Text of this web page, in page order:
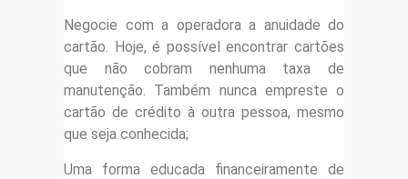
Negocie com a operadora a anuidade do
cartão. Hoje, é possível encontrar cartões
que não cobram nenhuma taxa de
manutenção. Também nunca empreste o
cartão de crédito à outra pessoa, mesmo
que seja conhecida;
Uma forma educada financeiramente de